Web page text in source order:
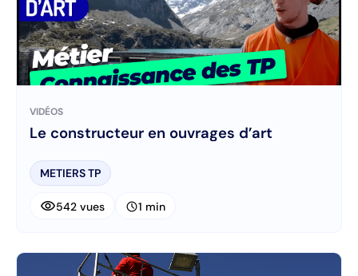
VIDÉOS
Le constructeur en ouvrages d’art
METIERS TP
visibility542 vues schedule1 min